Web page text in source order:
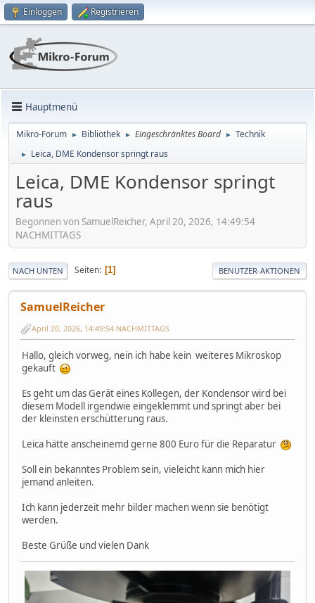
Einloggen Registrieren
Hauptmenü
Mikro-Forum ► Bibliothek ► Eingeschränktes Board ► Technik
► Leica, DME Kondensor springt raus
Leica, DME Kondensor springt
raus
Begonnen von SamuelReicher, April 20, 2026, 14:49:54
NACHMITTAGS
NACH UNTEN Seiten 1 BENUTZER-AKTIONEN
SamuelReicher
April 20, 2026, 14:49:54 NACHMITTAGS
Hallo, gleich vorweg, nein ich habe kein weiteres Mikroskop
gekauft
Es geht um das Gerät eines Kollegen, der Kondensor wird bei
diesem Modell irgendwie eingeklemmt und springt aber bei
der kleinsten erschütterung raus.
Leica hätte anscheinemd gerne 800 Euro für die Reparatur
Soll ein bekanntes Problem sein, vieleicht kann mich hier
jemand anleiten.
Ich kann jederzeit mehr bilder machen wenn sie benötigt
werden.
Beste Grüße und vielen Dank